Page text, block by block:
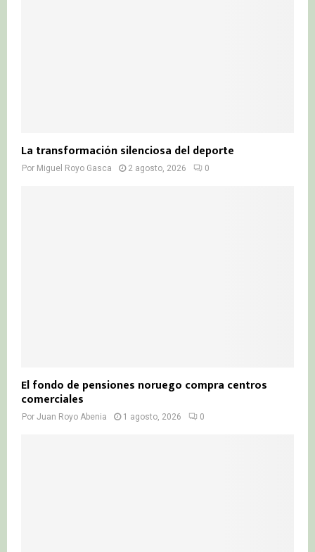
La transformación silenciosa del deporte
Por Miguel Royo Gasca 2 agosto, 2026 0
El fondo de pensiones noruego compra centros
comerciales
Por Juan Royo Abenia 1 agosto, 2026 0